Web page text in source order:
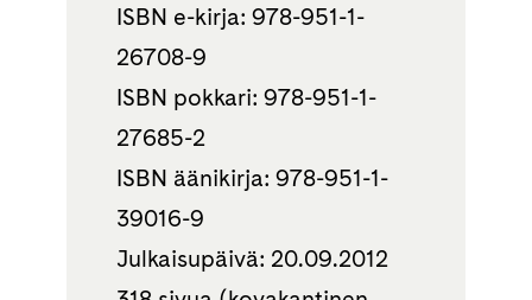
ISBN e-kirja: 978-951-1-
26708-9
ISBN pokkari: 978-951-1-
27685-2
ISBN äänikirja: 978-951-1-
39016-9
Julkaisupäivä: 20.09.2012